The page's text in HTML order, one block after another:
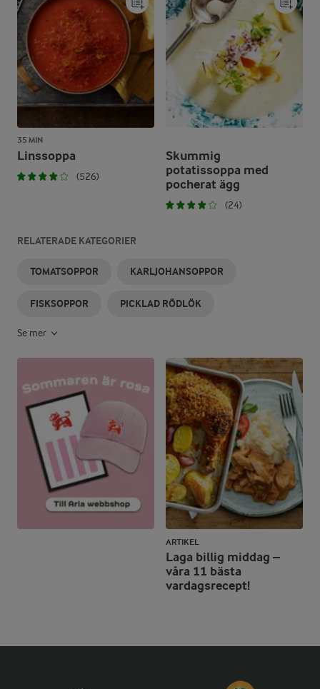
35 MIN
Linssoppa
(526)
Skummig
potatissoppa med
pocherat ägg
(24)
RELATERADE KATEGORIER
TOMATSOPPOR KARLJOHANSOPPOR
FISKSOPPOR PICKLAD RÖDLÖK
Se mer
ARTIKEL
Laga billig middag –
våra 11 bästa
vardagsrecept!